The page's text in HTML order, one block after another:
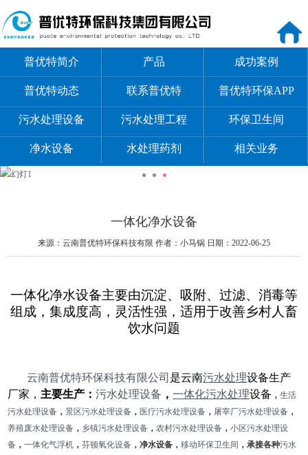
普优特简介 产品 成功案例
普优特动态 联系普优特 普优特环保APP
污水处理设备 污水处理工程 环保卫生间
净水设备 水处理药剂 相关业务
一体化净水设备
来源：云南普优特环保科技有限 作者：小马锅 日期：2022-06-25
一体化净水设备主要由沉淀、吸附、过滤、消毒等
组成，集成度高，灵活性强，适用于改善乡村人畜
饮水问题
云南普优特环保科技有限公司 是云南污水处理设备生产
厂家， 主要生产：污水处理设备 ，一体化污水处理设备 ，生活
污水处理设备 ，景区污水处理设备 ，医疗污水处理设备 ， 屠宰厂污水处理设备 ，
养殖废水处理设备 ， 乡镇污水处理设备 ， 农村污水处理设备 ，小区污水处理设
备 ，一体化气浮机 ，芬顿氧化设备 ，净水设备，移动环保卫生间 ，承接各种污水